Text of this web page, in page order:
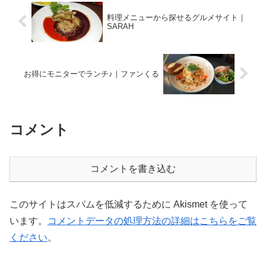
料理メニューから探せるグルメサイト｜
SARAH
お得にモニターでランチ♪｜ファンくる
コメント
コメントを書き込む
このサイトはスパムを低減するために Akismet を使って
います。
コメントデータの処理方法の詳細はこちらをご覧
ください。